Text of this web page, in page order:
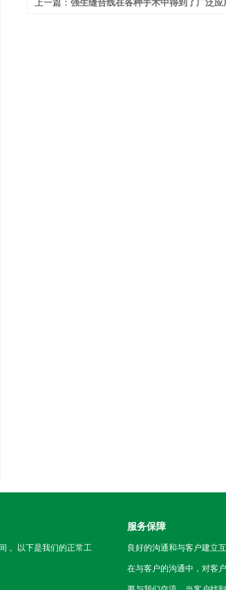
上一篇： 强生缝合线在各种手术中得到了广泛应
。以下是我们的正常工
服务保障
良好的沟通和与客户建立
在与客户的沟通中，对客